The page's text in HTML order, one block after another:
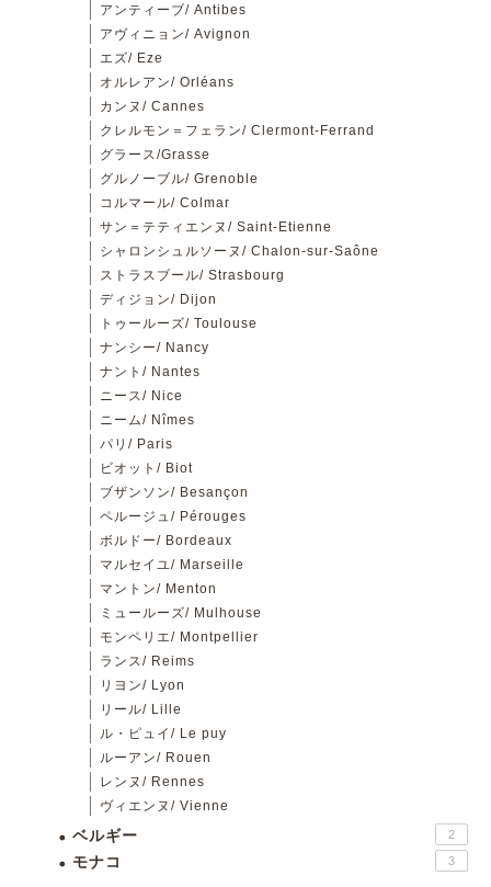
アンティーブ/ Antibes
アヴィニョン/ Avignon
エズ/ Eze
オルレアン/ Orléans
カンヌ/ Cannes
クレルモン＝フェラン/ Clermont-Ferrand
グラース/Grasse
グルノーブル/ Grenoble
コルマール/ Colmar
サン＝テティエンヌ/ Saint-Etienne
シャロンシュルソーヌ/ Chalon-sur-Saône
ストラスブール/ Strasbourg
ディジョン/ Dijon
トゥールーズ/ Toulouse
ナンシー/ Nancy
ナント/ Nantes
ニース/ Nice
ニーム/ Nîmes
パリ/ Paris
ビオット/ Biot
ブザンソン/ Besançon
ペルージュ/ Pérouges
ボルドー/ Bordeaux
マルセイユ/ Marseille
マントン/ Menton
ミュールーズ/ Mulhouse
モンペリエ/ Montpellier
ランス/ Reims
リヨン/ Lyon
リール/ Lille
ル・ピュイ/ Le puy
ルーアン/ Rouen
レンヌ/ Rennes
ヴィエンヌ/ Vienne
ベルギー 2
モナコ 3